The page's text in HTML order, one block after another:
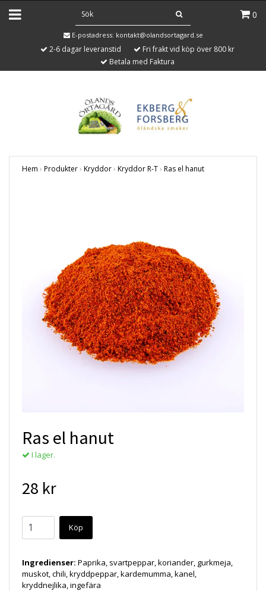
0
E-postadress: kontakt@olandsortagard.se
2-6 dagar leveranstid
Fri frakt vid köp över 800 kr
Betala med Faktura
Hem › Produkter› Kryddor› Kryddor R-T› Ras el hanut
Ras el hanut
I lager.
28 kr
Köp
Ingredienser: Paprika, svartpeppar, koriander, gurkmeja,
muskot, chili, kryddpeppar, kardemumma, kanel,
kryddnejlika, ingefära